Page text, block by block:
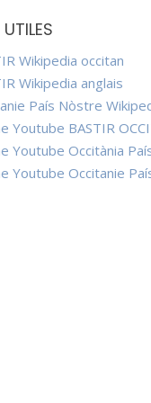
UTILES
Wikipedia occitan
Wikipedia anglais
País Nòstre
Youtube BASTIR
Youtube Occitània
Youtube Occitanie